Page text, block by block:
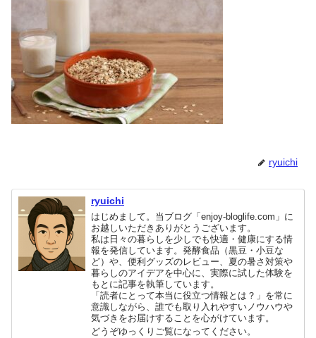
ryuichi
ryuichi
はじめまして。当ブログ「enjoy-bloglife.com」に
お越しいただきありがとうございます。
私は日々の暮らしを少しでも快適・健康にする情
報を発信しています。発酵食品（黒豆・小豆な
ど）や、便利グッズのレビュー、夏の暑さ対策や
暮らしのアイデアを中心に、実際に試した体験を
もとに記事を執筆しています。
「読者にとって本当に役立つ情報とは？」を常に
意識しながら、誰でも取り入れやすいノウハウや
気づきをお届けすることを心がけています。
どうぞゆっくりご覧になってください。